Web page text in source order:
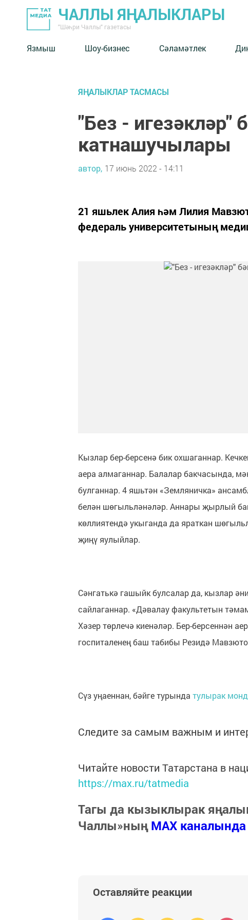
ЧАЛЛЫ ЯҢАЛЫКЛАРЫ
"Шәһри Чаллы" газетасы
Язмыш Шоу-бизнес Сәламәтлек
ЯҢАЛЫКЛАР ТАСМАСЫ
"Без - игезәкләр"
катнашучылары
автор, 17 июнь 2022 - 14:11
21 яшьлек Алия һәм Лилия
федераль университетының
Кызлар бер-берсенә бик охшаганнар.
аера алмаганнар. Балалар бакчасында,
булганнар. 4 яшьтән «Земляничка»
белән шөгыльләнәләр. Аннары җырлый
көллиятендә укыганда да яраткан
җиңү яулыйлар.
Сәнгатькә гашыйк булсалар да, кызлар
сайлаганнар. «Дәвалау факультетын
Хәзер төрлечә киенәләр. Бер-берсеннән
госпиталенең баш табибы Резидә
Сүз уңаеннан, бәйге турында тулырак
Следите за самым важным и
Читайте новости Татарстана в
https://max.ru/tatmedia
Тагы да кызыклырак
Чаллы»ныңMAX каналында
Оставляйте реакции